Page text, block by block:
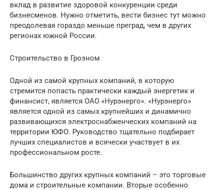
вклад в развитие здоровой конкуренции среди
бизнесменов. Нужно отметить, вести бизнес тут можно
преодолевая гораздо меньше преград, чем в других
регионах южной России.
Строительство в Грозном
Одной из самой крупных компаний, в которую
стремится попасть практически каждый энергетик и
финансист, является ОАО «Нурэнерго». «Нурэнерго»
является одной из самых крупнейших и динамично
развивающихся электроснабженческих компаний на
территории ЮФО. Руководство тщательно подбирает
лучших специалистов и всячески участвует в их
профессиональном росте.
Большинство других крупных компаний – это торговые
дома и строительные компании. Вторые особенно